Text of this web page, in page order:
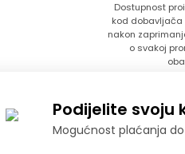
Dostupnost
kod dobavljača
nakon
o svakoj
Podijelite svoju
Mogućnost plaćanja